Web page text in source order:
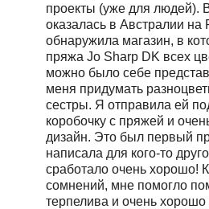
проекты (уже для людей).
оказалась в Австралии на
обнаружила магазин, в
пряжа Jo Sharp DK всех
можно было себе
меня придумать
сестры. Я отправила ей
коробочку с пряжей и
дизайн. Это был первый
написала для кого-то
сработало очень хорошо!
сомнений, мне помогло
терпелива и очень хорошо